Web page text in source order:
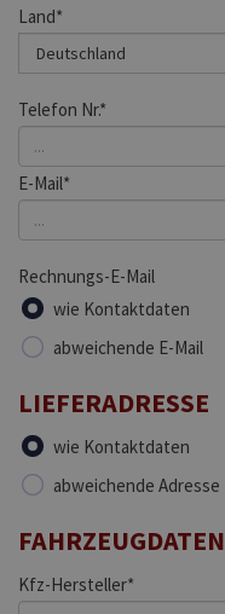
Land*
Telefon Nr.*
E-Mail*
Rechnungs-E-Mail
wie Kontaktdaten
abweichende E-Mail
LIEFERADRESSE
wie Kontaktdaten
abweichende Adresse
FAHRZEUGDATEN
Kfz-Hersteller*